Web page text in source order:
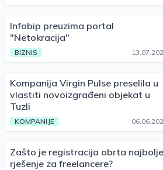
Infobip preuzima portal
"Netokracija"
BIZNIS
Kompanija Virgin Pulse preselila u
vlastiti novoizgrađeni objekat u
Tuzli
KOMPANIJE
Zašto je registracija obrta najbolje
rješenje za freelancere?